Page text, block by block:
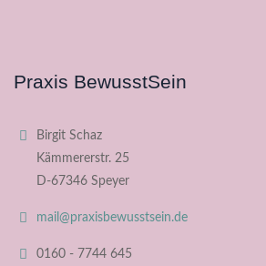
Praxis BewusstSein
Birgit Schaz
Kämmererstr. 25
D-67346 Speyer
mail@praxisbewusstsein.de
0160 - 7744 645